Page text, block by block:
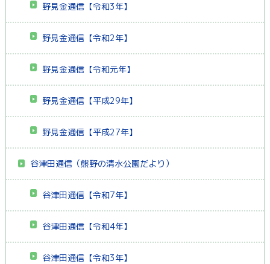
野見金通信【令和3年】
野見金通信【令和2年】
野見金通信【令和元年】
野見金通信【平成29年】
野見金通信【平成27年】
谷津田通信（熊野の清水公園だより）
谷津田通信【令和7年】
谷津田通信【令和4年】
谷津田通信【令和3年】